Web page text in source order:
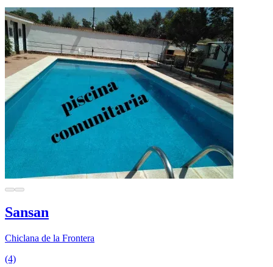
Sansan
Chiclana de la Frontera
(4)